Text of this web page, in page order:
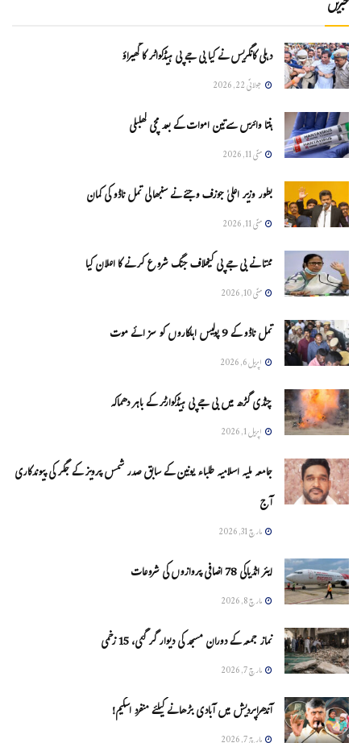
دہلی کانگریس نے کیا بی جے پی ہیڈکواٹر کا گھیراؤ
جولائی 22, 2026
ہنتا وائرس سےتین اموات کے بعد مچی کھلبلی
مئی 11, 2026
بطور وزیر اعلیٰ جوزف وجئے نے سنبھالی تمل ناڈو کی کمان
مئی 11, 2026
ممتا نے بی جے پی کیخلاف جنگ شروع کرنے کا اعلان کیا
مئی 10, 2026
تمل ناڈو کے 9 پولیس اہلکاروں کو سزائے موت
اپریل 6, 2026
چنڈی گڑھ میں بی جے پی ہیڈکوارٹر کے باہر دھماکہ
اپریل 1, 2026
جامعہ ملیہ اسلامیہ طلباء یونین کے سابق صدر شمس پرویز کے جگر کی پیوندکاری
آج
مارچ 31, 2026
ایئر انڈیاکی 78 اضافی پروازوں کی شروعات
مارچ 8, 2026
نماز جمعہ کے دوران مسجد کی دیوار گر گئی، 15 زخمی
مارچ 7, 2026
آندھراپردیش میں آبادی بڑھانے کیلئے منفرد اسکیم!